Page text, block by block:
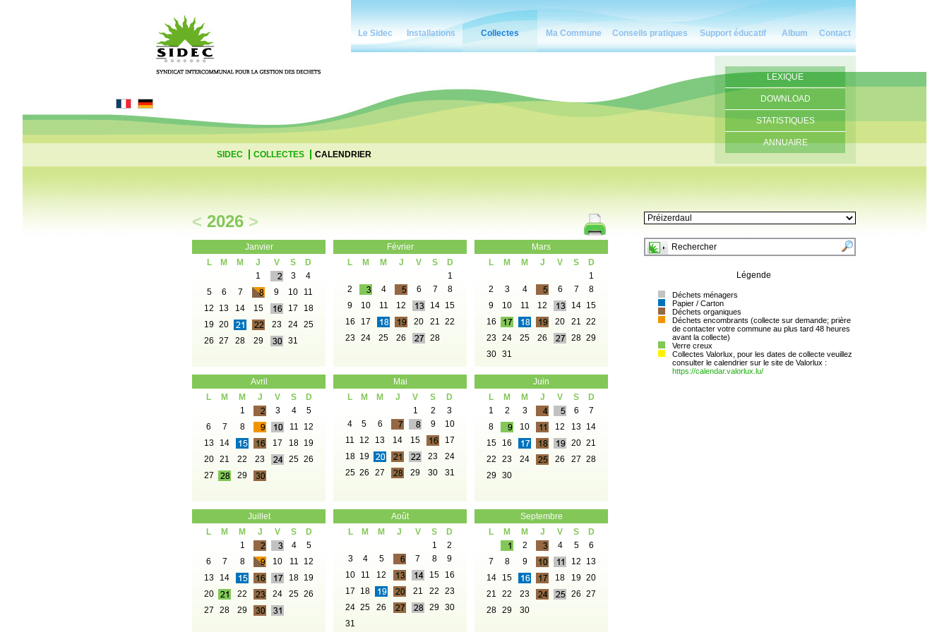
Le Sidec Installations Collectes Ma Commune Conseils pratiques Support éducatif Album Contact
SIDEC COLLECTES CALENDRIER
LEXIQUE
DOWNLOAD
STATISTIQUES
ANNUAIRE
< 2026 >
Janvier
L
M M J V S
D
1
3
4
5
6 7 9 10
11
12
13 14 15 17
18
19 20 23 24 25
26 27 28 29 31
Février
L
M M J V S
D
1
2
4 6 7
8
9
10 11 12 14 15
16
17 20 21 22
23
24 25 26 28
Mars
L
M M J V S
D
1
2
3 4 6 7
8
9
10 11 12 14 15
16
20 21 22
23
24 25 26 28 29
30
31
Avril
L
M M J V S
D
1
3 4
5
6
7 8 11
12
13
14 17 18 19
20
21 22 23 25 26
27
29
Mai
L
M M J V S
D
1
2
3
4
5 6 9
10
11
12 13 14 15
17
18 19 23
24
25 26 27 29 30 31
Juin
L
M M J V S
D
1
2 3 6
7
8
10 12 13 14
15
16 20 21
22
23 24 26 27 28
29
30
Juillet
L
M M J V S
D
1
4
5
6
7 8 10 11
12
13
14 18 19
20
22 24 25 26
27
28 29
Août
L
M M J V S
D
1
2
3
4 5 7 8
9
10
11 12 15
16
17
18 21 22
23
24 25 26 29 30
31
Septembre
L
M M J V S
D
2
4 5
6
7
8 9 12
13
14
15 18 19 20
21
22 23 26 27
28
29 30
Légende
Déchets ménagers
Papier / Carton
Déchets organiques
Déchets encombrants (collecte sur demande; prière
de contacter votre commune au plus tard 48 heures
avant la collecte)
Verre creux
Collectes Valorlux, pour les dates de collecte veuillez
consulter le calendrier sur le site de Valorlux :
https://calendar.valorlux.lu/